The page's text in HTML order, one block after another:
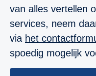
van alles vertellen
services, neem
via het
spoedig mogelijk